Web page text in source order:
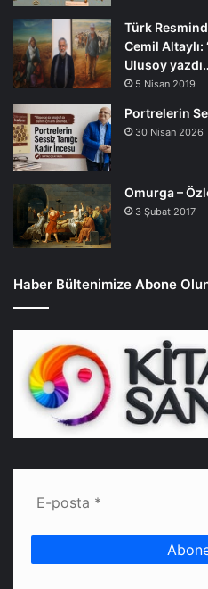
Türk
Cemil Altaylı:
Ulusoy
5 Nisan 2019
Portrelerin
30 Nisan 2026
Omurga –
3 Şubat 2017
Haber Bültenimize Abone